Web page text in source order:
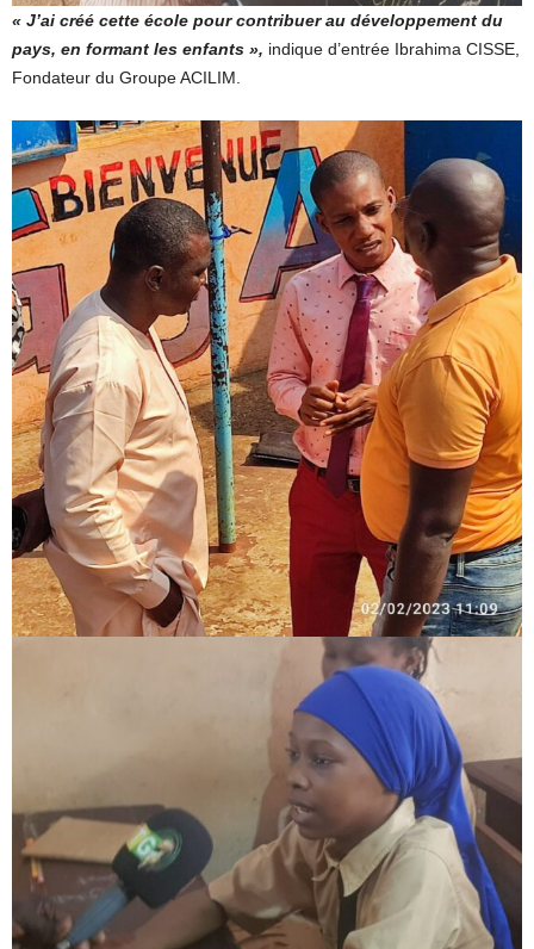
« J’ai créé cette école pour contribuer au développement du
pays, en formant les enfants », indique d’entrée Ibrahima CISSE,
Fondateur du Groupe ACILIM.